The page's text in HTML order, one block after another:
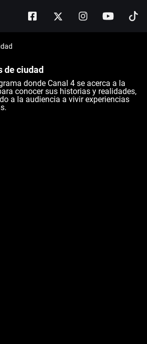
de ciudad
donde Canal 4 se acerca a la
conocer sus historias y realidades,
a la audiencia a vivir experiencias